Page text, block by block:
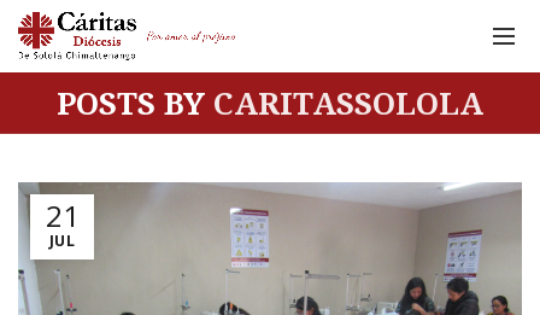
POSTS BY CARITASSOLOLA
21
JUL